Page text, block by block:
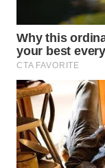
TANJUNG
LESUNG
WN
KARO
WN
SIMALUNGUN